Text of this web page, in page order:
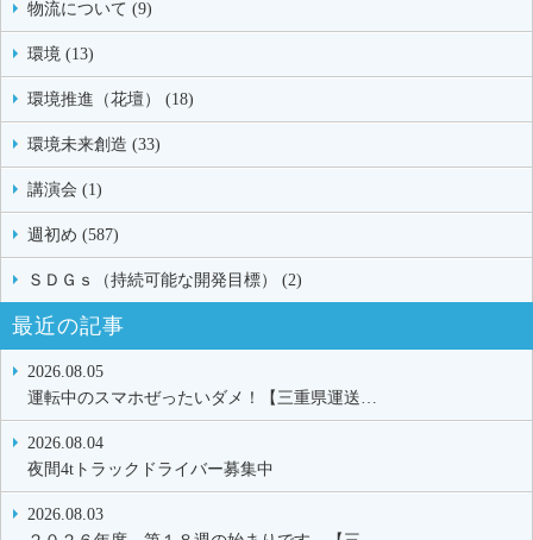
物流について (9)
環境 (13)
環境推進（花壇） (18)
環境未来創造 (33)
講演会 (1)
週初め (587)
ＳＤＧｓ（持続可能な開発目標） (2)
最近の記事
2026.08.05
運転中のスマホぜったいダメ！【三重県運送…
2026.08.04
夜間4tトラックドライバー募集中
2026.08.03